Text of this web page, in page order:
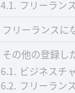
4.1
フリーラン
フリーランスに
その他の登録し
6.1
ビジネスチ
6.2 フリーラン